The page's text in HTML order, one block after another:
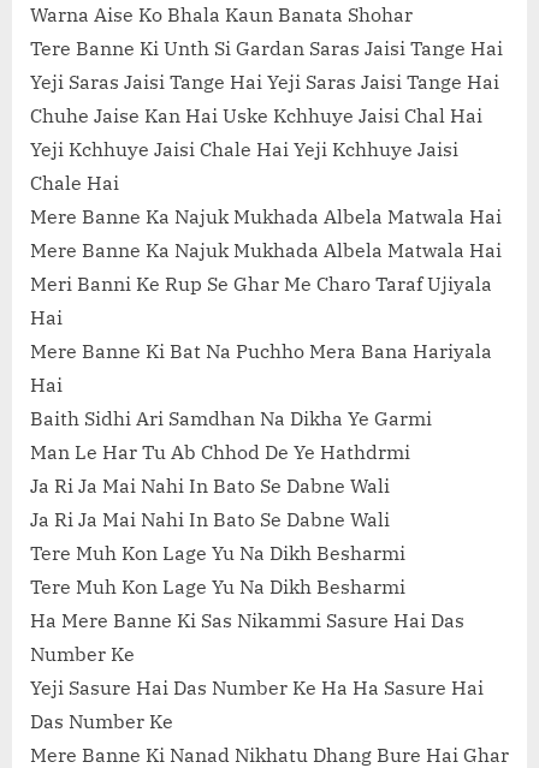
Warna Aise Ko Bhala Kaun Banata Shohar
Tere Banne Ki Unth Si Gardan Saras Jaisi Tange Hai
Yeji Saras Jaisi Tange Hai Yeji Saras Jaisi Tange Hai
Chuhe Jaise Kan Hai Uske Kchhuye Jaisi Chal Hai
Yeji Kchhuye Jaisi Chale Hai Yeji Kchhuye Jaisi
Chale Hai
Mere Banne Ka Najuk Mukhada Albela Matwala Hai
Mere Banne Ka Najuk Mukhada Albela Matwala Hai
Meri Banni Ke Rup Se Ghar Me Charo Taraf Ujiyala
Hai
Mere Banne Ki Bat Na Puchho Mera Bana Hariyala
Hai
Baith Sidhi Ari Samdhan Na Dikha Ye Garmi
Man Le Har Tu Ab Chhod De Ye Hathdrmi
Ja Ri Ja Mai Nahi In Bato Se Dabne Wali
Ja Ri Ja Mai Nahi In Bato Se Dabne Wali
Tere Muh Kon Lage Yu Na Dikh Besharmi
Tere Muh Kon Lage Yu Na Dikh Besharmi
Ha Mere Banne Ki Sas Nikammi Sasure Hai Das
Number Ke
Yeji Sasure Hai Das Number Ke Ha Ha Sasure Hai
Das Number Ke
Mere Banne Ki Nanad Nikhatu Dhang Bure Hai Ghar